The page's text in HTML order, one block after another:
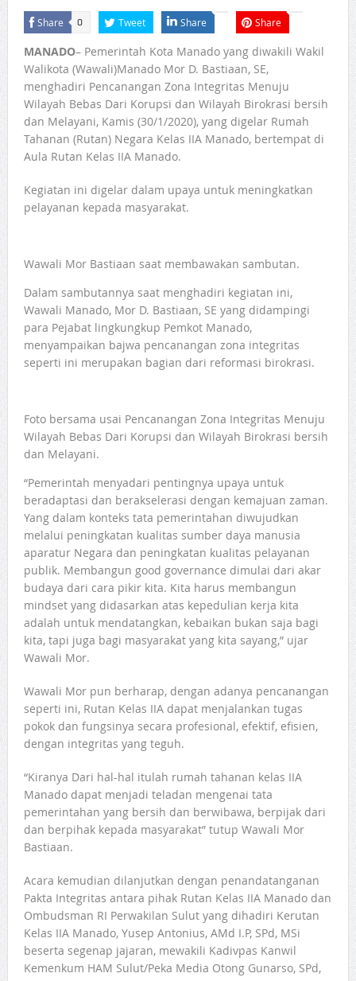
Share 0 Tweet Share Share
MANADO– Pemerintah Kota Manado yang diwakili Wakil
Walikota (Wawali)Manado Mor D. Bastiaan, SE,
menghadiri Pencanangan Zona Integritas Menuju
Wilayah Bebas Dari Korupsi dan Wilayah Birokrasi bersih
dan Melayani, Kamis (30/1/2020), yang digelar Rumah
Tahanan (Rutan) Negara Kelas IIA Manado, bertempat di
Aula Rutan Kelas IIA Manado.
Kegiatan ini digelar dalam upaya untuk meningkatkan
pelayanan kepada masyarakat.
Wawali Mor Bastiaan saat membawakan sambutan.
Dalam sambutannya saat menghadiri kegiatan ini,
Wawali Manado, Mor D. Bastiaan, SE yang didampingi
para Pejabat lingkungkup Pemkot Manado,
menyampaikan bajwa pencanangan zona integritas
seperti ini merupakan bagian dari reformasi birokrasi.
Foto bersama usai Pencanangan Zona Integritas Menuju
Wilayah Bebas Dari Korupsi dan Wilayah Birokrasi bersih
dan Melayani.
“Pemerintah menyadari pentingnya upaya untuk
beradaptasi dan berakselerasi dengan kemajuan zaman.
Yang dalam konteks tata pemerintahan diwujudkan
melalui peningkatan kualitas sumber daya manusia
aparatur Negara dan peningkatan kualitas pelayanan
publik. Membangun good governance dimulai dari akar
budaya dari cara pikir kita. Kita harus membangun
mindset yang didasarkan atas kepedulian kerja kita
adalah untuk mendatangkan, kebaikan bukan saja bagi
kita, tapi juga bagi masyarakat yang kita sayang,” ujar
Wawali Mor.
Wawali Mor pun berharap, dengan adanya pencanangan
seperti ini, Rutan Kelas IIA dapat menjalankan tugas
pokok dan fungsinya secara profesional, efektif, efisien,
dengan integritas yang teguh.
“Kiranya Dari hal-hal itulah rumah tahanan kelas IIA
Manado dapat menjadi teladan mengenai tata
pemerintahan yang bersih dan berwibawa, berpijak dari
dan berpihak kepada masyarakat” tutup Wawali Mor
Bastiaan.
Acara kemudian dilanjutkan dengan penandatanganan
Pakta Integritas antara pihak Rutan Kelas IIA Manado dan
Ombudsman RI Perwakilan Sulut yang dihadiri Kerutan
Kelas IIA Manado, Yusep Antonius, AMd I.P, SPd, MSi
beserta segenap jajaran, mewakili Kadivpas Kanwil
Kemenkum HAM Sulut/Peka Media Otong Gunarso, SPd,